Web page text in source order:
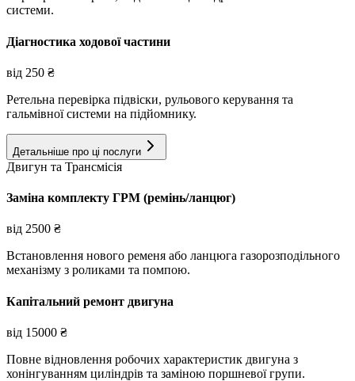
системи.
Діагностика ходової частини
від 250 ₴
Ретельна перевірка підвіски, рульового керування та
гальмівної системи на підйомнику.
Детальніше про ці послуги
Двигун та Трансмісія
Заміна комплекту ГРМ (ремінь/ланцюг)
від 2500 ₴
Встановлення нового ременя або ланцюга газорозподільного
механізму з роликами та помпою.
Капітальний ремонт двигуна
від 15000 ₴
Повне відновлення робочих характеристик двигуна з
хонінгуванням циліндрів та заміною поршневої групи.